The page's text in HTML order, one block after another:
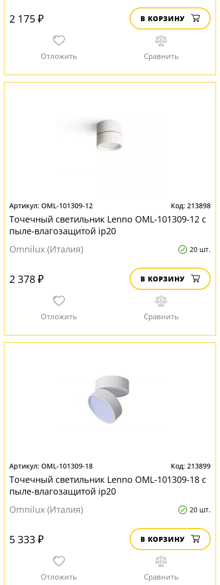
2 175 ₽ В КОРЗИНУ
OML-101309-12 213898
Точечный светильник Lenno OML-101309-12 с
пыле-влагозащитой ip20
Omnilux (Италия)
20 шт.
2 378 ₽ В КОРЗИНУ
OML-101309-18 213899
Точечный светильник Lenno OML-101309-18 с
пыле-влагозащитой ip20
Omnilux (Италия)
20 шт.
5 333 ₽ В КОРЗИНУ